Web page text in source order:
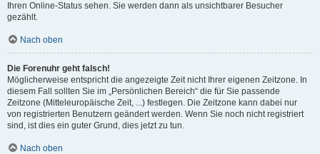
Ihren Online-Status sehen. Sie werden dann als unsichtbarer Besucher
gezählt.
Nach oben
Die Forenuhr geht falsch!
Möglicherweise entspricht die angezeigte Zeit nicht Ihrer eigenen Zeitzone. In
diesem Fall sollten Sie im „Persönlichen Bereich“ die für Sie passende
Zeitzone (Mitteleuropäische Zeit, ...) festlegen. Die Zeitzone kann dabei nur
von registrierten Benutzern geändert werden. Wenn Sie noch nicht registriert
sind, ist dies ein guter Grund, dies jetzt zu tun.
Nach oben